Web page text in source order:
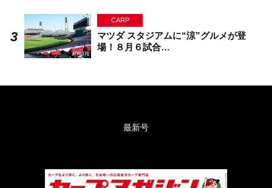
CARP
マツダ スタジアムに“涼”グルメが登
場！８月６試合…
最新号